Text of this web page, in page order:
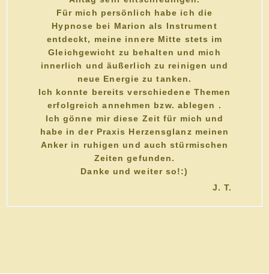
Für mich persönlich habe ich die
Hypnose bei Marion als Instrument
entdeckt, meine innere Mitte stets im
Gleichgewicht zu behalten und mich
innerlich und äußerlich zu reinigen und
neue Energie zu tanken.
Ich konnte bereits verschiedene Themen
erfolgreich annehmen bzw. ablegen .
Ich gönne mir diese Zeit für mich und
habe in der Praxis Herzensglanz meinen
Anker in ruhigen und auch stürmischen
Zeiten gefunden.
Danke und weiter so!:)
J. T.